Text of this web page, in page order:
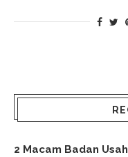
2 Macam Badan